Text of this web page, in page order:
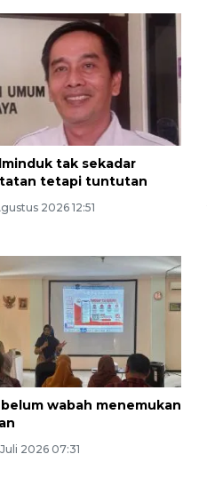
tak sekadar
tetapi tuntutan
2026 12:51
wabah menemukan
2026 07:31